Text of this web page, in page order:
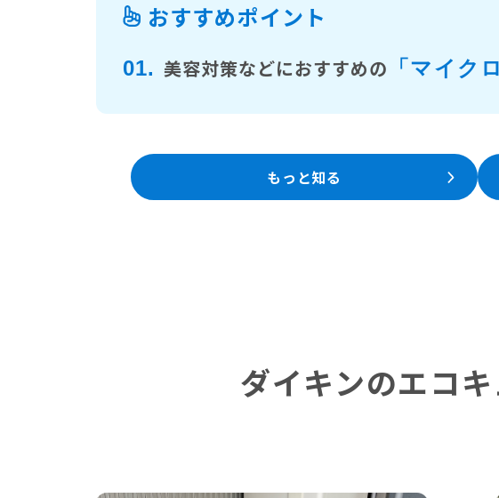
おすすめポイント
01. 美容対策などにおすすめの 「マイク
もっと知る
ダイキンのエコ